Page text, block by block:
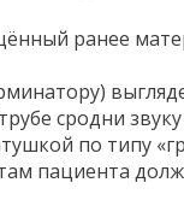
ранее
сродни
по типу
пациента